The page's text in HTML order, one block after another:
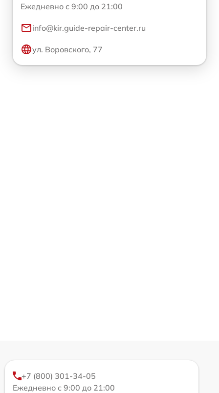
Ежедневно с 9:00 до 21:00
info@kir.guide-repair-center.ru
ул. Воровского, 77
+7 (800) 301-34-05
Ежедневно с 9:00 до 21:00